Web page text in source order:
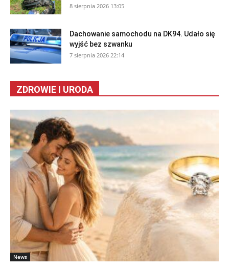
8 sierpnia 2026 13:05
Dachowanie samochodu na DK94. Udało się
wyjść bez szwanku
7 sierpnia 2026 22:14
ZDROWIE I URODA
News